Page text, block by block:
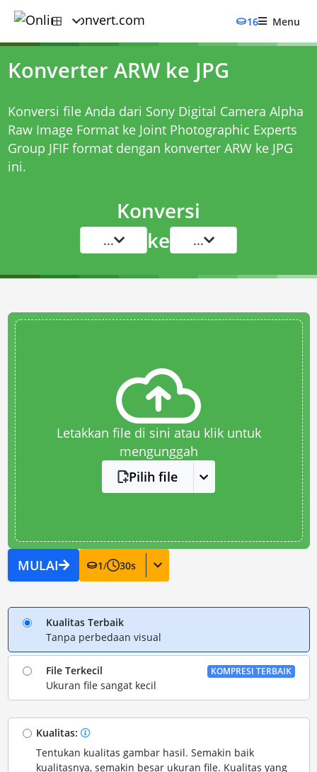
16 Menu
Konverter ARW ke JPG
Konversi file Anda dari Sony Digital Camera Alpha
Raw Image Format ke Joint Photographic Experts
Group JFIF format dengan konverter ARW ke JPG
ini.
Konversi
... ke ...
Letakkan file di sini atau klik untuk
mengunggah
Pilih file
MULAI 1/ 30s
Kualitas Terbaik
Tanpa perbedaan visual
File Terkecil
Ukuran file sangat kecil
KOMPRESI TERBAIK
Kualitas:
Tentukan kualitas gambar hasil. Semakin baik
kualitasnya, semakin besar ukuran file. Kualitas yang